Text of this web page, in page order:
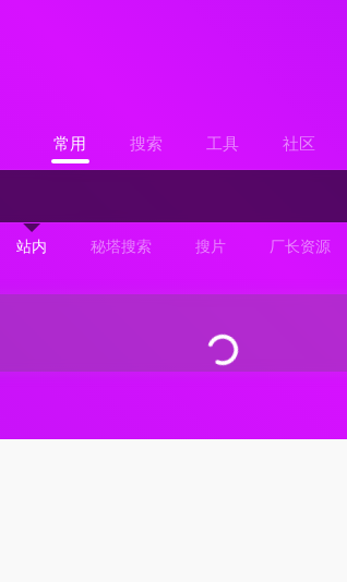
常用 搜索 工具 社区
站内 秘塔搜索 搜片 厂长资源